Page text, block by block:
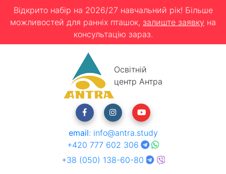
Відкрито набір на 2026/27 навчальний рік! Більше
можливостей для ранніх пташок, залиште заявку на
консультацію зараз.
Освітній
центр Антра
email: info@antra.study
+420 777 602 306
+38 (050) 138-60-80